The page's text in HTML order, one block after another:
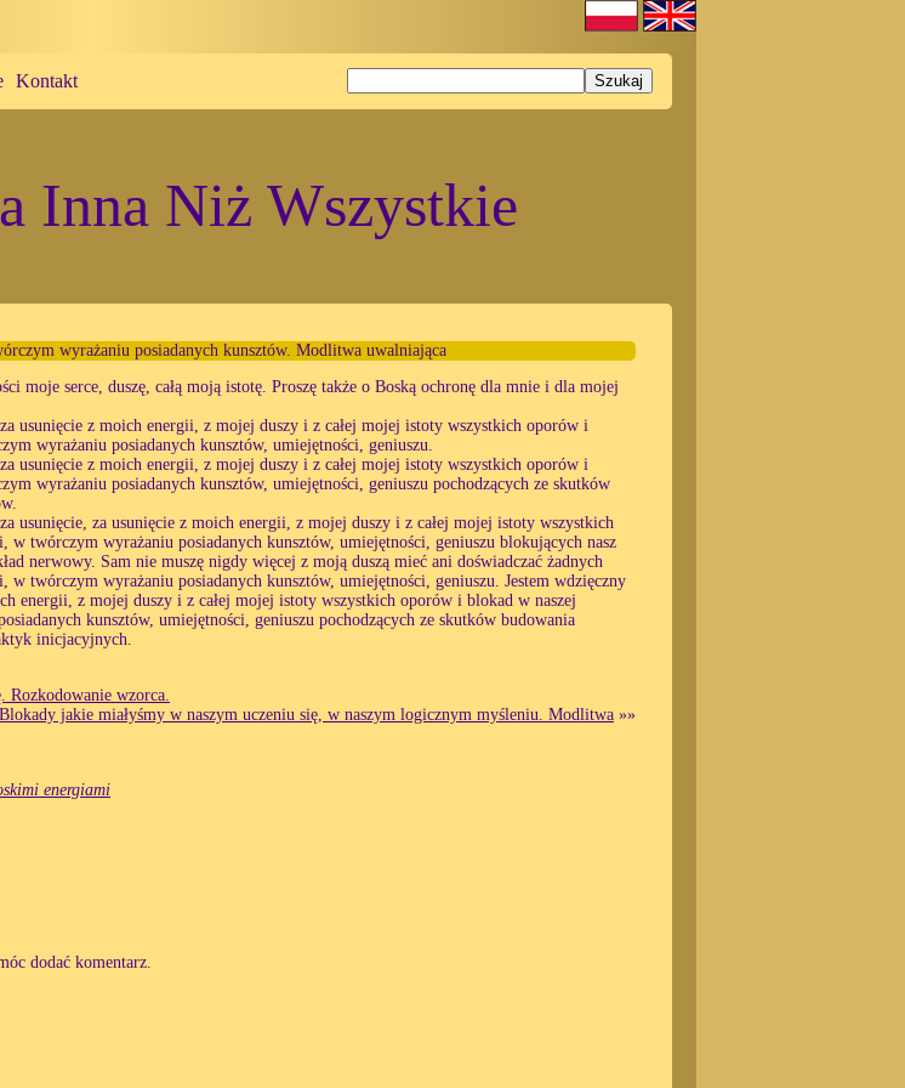
Kontakt
Inna Niż Wszystkie
wyrażaniu posiadanych kunsztów. Modlitwa uwalniająca
moje serce, duszę, całą moją istotę. Proszę także o Boską ochronę dla mnie i dla mojej
usunięcie z moich energii, z mojej duszy i z całej mojej istoty wszystkich oporów i
wyrażaniu posiadanych kunsztów, umiejętności, geniuszu.
usunięcie z moich energii, z mojej duszy i z całej mojej istoty wszystkich oporów i
wyrażaniu posiadanych kunsztów, umiejętności, geniuszu pochodzących ze skutków
usunięcie, za usunięcie z moich energii, z mojej duszy i z całej mojej istoty wszystkich
w twórczym wyrażaniu posiadanych kunsztów, umiejętności, geniuszu blokujących nasz
nerwowy. Sam nie muszę nigdy więcej z moją duszą mieć ani doświadczać żadnych
w twórczym wyrażaniu posiadanych kunsztów, umiejętności, geniuszu. Jestem wdzięczny
energii, z mojej duszy i z całej mojej istoty wszystkich oporów i blokad w naszej
kunsztów, umiejętności, geniuszu pochodzących ze skutków budowania
inicjacyjnych.
Rozkodowanie wzorca.
jakie miałyśmy w naszym uczeniu się, w naszym logicznym myśleniu. Modlitwa »»
energiami
dodać komentarz.